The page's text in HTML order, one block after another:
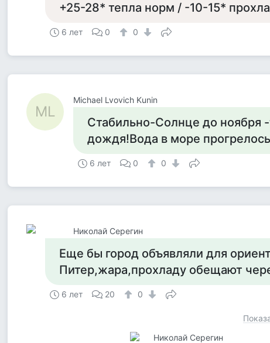
+25-28* тепла норм / -10-15*
6 лет 0 0
ML
Michael Lvovich Kunin
Стабильно-Солнце до ноября
дождя!Вода в море
6 лет 0 0
Николай Серегин
Еще бы город объявляли для
Питер,жара,прохладу обещают
6 лет 20 0
Николай Серегин